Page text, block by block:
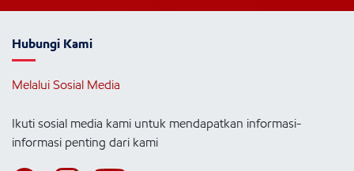
Hubungi Kami
Melalui Sosial Media
Ikuti sosial media kami untuk mendapatkan informasi-
informasi penting dari kami